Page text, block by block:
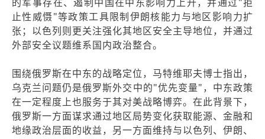
止性威慑"等政策工具限制伊朗核能力与地区影响力扩
张；以色列则更关注强化其地区安全主导地位，并通过
外部安全议题维系国内政治整合。
围绕俄罗斯在中东的战略定位，马特维耶夫博士指出，
乌克兰问题仍是俄罗斯外交中的"优先变量"，中东政策
在一定程度上也服务于其对美战略博弈。在此背景下，
俄罗斯一方面谋求通过地区局势变化获取能源、金融和
地缘政治层面的收益，另一方面维持与以色列、伊朗、